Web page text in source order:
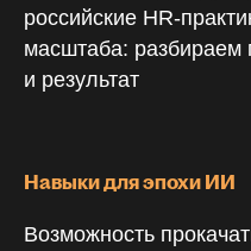
российские HR-
масштаба: разбираем
и результат
Навыки для эпохи ИИ
Возможность